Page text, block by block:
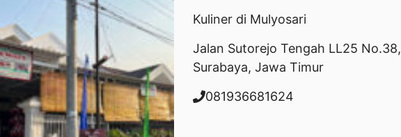
Kulinerdi Mulyosari
Jalan Sutorejo Tengah LL25 No.38,
Surabaya, Jawa Timur
081936681624